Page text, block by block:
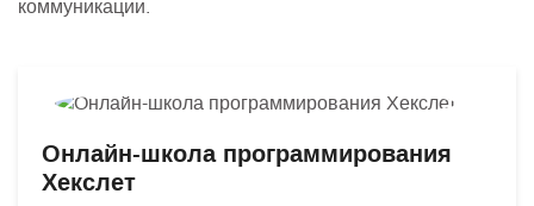
коммуникации.
Онлайн-школа программирования
Хекслет